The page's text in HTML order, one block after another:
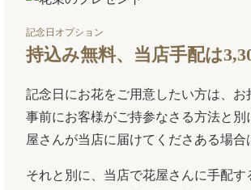
記念日オプション
持込み無料、当店手配は
記念日にお花をご用意したい方は、お
事前にお客様がご持参なさる方法と
屋さんが当店に届けてくださある場
それと別に、当店で花屋さんに手配